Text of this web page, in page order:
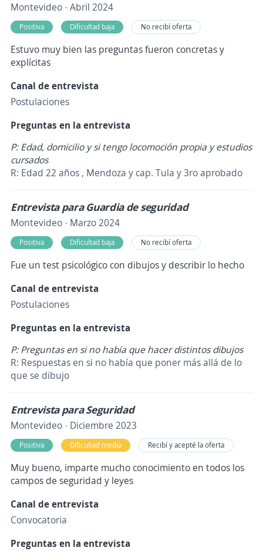
Montevideo · Abril 2024
Positiva Dificultad baja No recibí oferta
Estuvo muy bien las preguntas fueron concretas y
explícitas
Canal de entrevista
Postulaciones
Preguntas en la entrevista
P: Edad, domicilio y si tengo locomoción propia y estudios
cursados
R: Edad 22 años , Mendoza y cap. Tula y 3ro aprobado
Entrevista para Guardia de seguridad
Montevideo · Marzo 2024
Positiva Dificultad baja No recibí oferta
Fue un test psicológico con dibujos y describir lo hecho
Canal de entrevista
Postulaciones
Preguntas en la entrevista
P: Preguntas en si no había que hacer distintos dibujos
R: Respuestas en si no había que poner más allá de lo
que se dibujo
Entrevista para Seguridad
Montevideo · Diciembre 2023
Positiva Dificultad media Recibí y acepté la oferta
Muy bueno, imparte mucho conocimiento en todos los
campos de seguridad y leyes
Canal de entrevista
Convocatoria
Preguntas en la entrevista